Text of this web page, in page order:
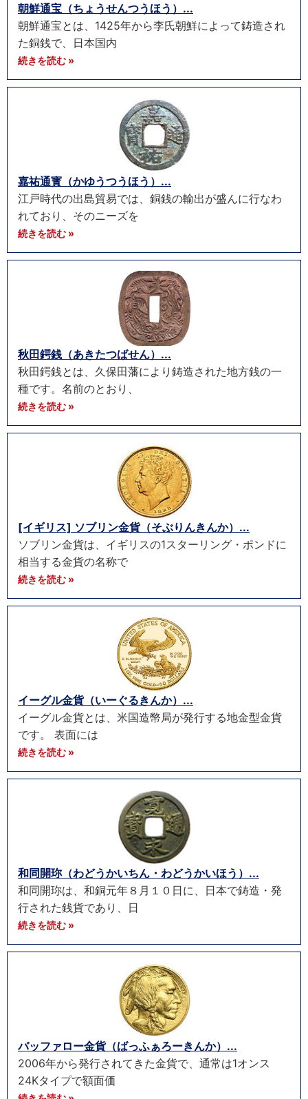
朝鮮通宝（ちょうせんつうほう）...
朝鮮通宝とは、1425年から李氏朝鮮によって鋳造され
た銅銭で、日本国内
続きを読む »
嘉祐通寳（かゆうつうほう）...
江戸時代の出島貿易では、銅銭の輸出が盛んに行なわ
れており、そのニーズを
続きを読む »
秋田鍔銭（あきたつばせん）...
秋田鍔銭とは、久保田藩により鋳造された地方銭の一
種です。名前のとおり、
続きを読む »
[イギリス] ソブリン金貨（そぶりんきんか）...
ソブリン金貨は、イギリスの1スターリング・ポンドに
相当する金貨の名称で
続きを読む »
イーグル金貨（いーぐるきんか）...
イーグル金貨とは、米国造幣局が発行する地金型金貨
です。 表面には
続きを読む »
和同開珎（わどうかいちん・わどうかいほう）...
和同開珎は、和銅元年８月１０日に、日本で鋳造・発
行された銭貨であり、日
続きを読む »
バッファロー金貨（ばっふぁろーきんか）...
2006年から発行されてきた金貨で、通常は1オンス
24Kタイプで額面価